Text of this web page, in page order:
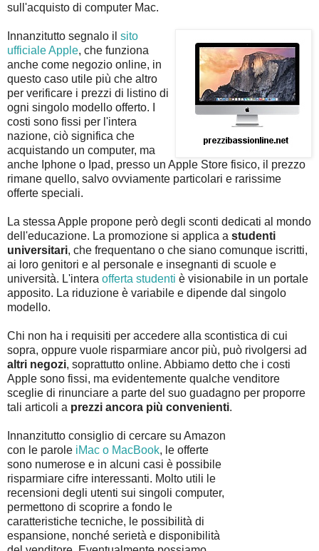
sull'acquisto di computer Mac.
Innanzitutto segnalo il sito
ufficiale Apple, che funziona
anche come negozio online, in
questo caso utile più che altro
per verificare i prezzi di listino di
ogni singolo modello offerto. I
costi sono fissi per l'intera
nazione, ciò significa che
acquistando un computer, ma
anche Iphone o Ipad, presso un Apple Store fisico, il prezzo
rimane quello, salvo ovviamente particolari e rarissime
offerte speciali.
La stessa Apple propone però degli sconti dedicati al mondo
dell'educazione. La promozione si applica a studenti
universitari, che frequentano o che siano comunque iscritti,
ai loro genitori e al personale e insegnanti di scuole e
università. L'intera offerta studenti è visionabile in un portale
apposito. La riduzione è variabile e dipende dal singolo
modello.
Chi non ha i requisiti per accedere alla scontistica di cui
sopra, oppure vuole risparmiare ancor più, può rivolgersi ad
altri negozi, soprattutto online. Abbiamo detto che i costi
Apple sono fissi, ma evidentemente qualche venditore
sceglie di rinunciare a parte del suo guadagno per proporre
tali articoli a prezzi ancora più convenienti.
Innanzitutto consiglio di cercare su Amazon
con le parole iMac o MacBook, le offerte
sono numerose e in alcuni casi è possibile
risparmiare cifre interessanti. Molto utili le
recensioni degli utenti sui singoli computer,
permettono di scoprire a fondo le
caratteristiche tecniche, le possibilità di
espansione, nonché serietà e disponibilità